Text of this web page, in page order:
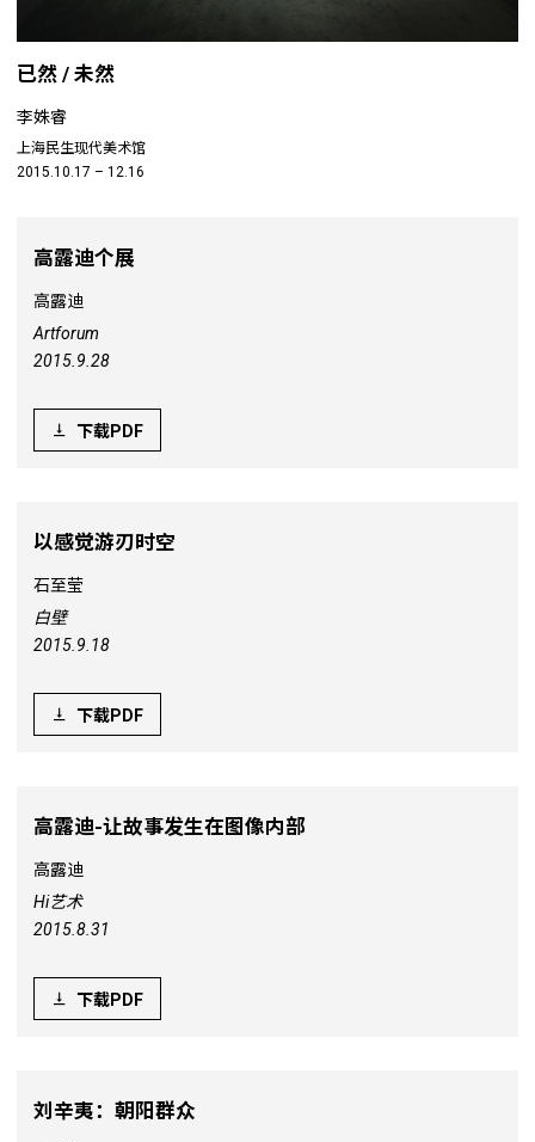
已然 / 未然
李姝睿
上海民生现代美术馆
2015.10.17 – 12.16
高露迪个展
高露迪
Artforum
2015.9.28
下载PDF
以感觉游刃时空
石至莹
白壁
2015.9.18
下载PDF
高露迪-让故事发生在图像内部
高露迪
Hi艺术
2015.8.31
下载PDF
刘辛夷：朝阳群众